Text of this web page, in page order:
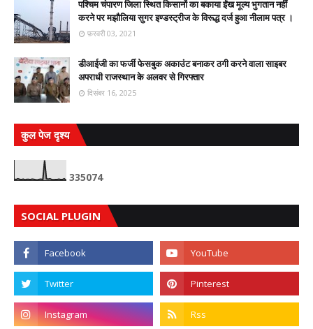
पश्चिम चंपारण जिला स्थित किसानों का बकाया ईंख मूल्य भुगतान नहीं
करने पर मझौलिया सुगर इण्डस्ट्रीज के विरूद्ध दर्ज हुआ नीलाम पत्र ।
फ़रवरी 03, 2021
डीआईजी का फर्जी फेसबुक अकाउंट बनाकर ठगी करने वाला साइबर
अपराधी राजस्थान के अलवर से गिरफ्तार
दिसंबर 16, 2025
कुल पेज दृश्य
335074
SOCIAL PLUGIN